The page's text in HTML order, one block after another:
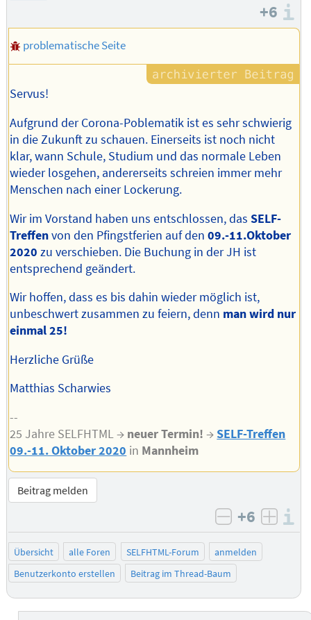
+6
problematische Seite
Servus!
Aufgrund der Corona-Poblematik ist es sehr schwierig
in die Zukunft zu schauen. Einerseits ist noch nicht
klar, wann Schule, Studium und das normale Leben
wieder losgehen, andererseits schreien immer mehr
Menschen nach einer Lockerung.
Wir im Vorstand haben uns entschlossen, dasSELF-
Treffenvon den Pfingstferien auf den09.-11.Oktober
2020 zu verschieben. Die Buchung in der JH ist
entsprechend geändert.
Wir hoffen, dass es bis dahin wieder möglich ist,
unbeschwert zusammen zu feiern, denn man wird nur
einmal 25!
Herzliche Grüße
Matthias Scharwies
--
25 Jahre SELFHTML → neuer Termin! →SELF-Treffen
09.-11. Oktober 2020 in Mannheim
Beitrag melden
negativ
+6
Übersicht alle Foren SELFHTML-Forum
anmelden
Benutzerkonto erstellen
Beitrag im Thread-Baum